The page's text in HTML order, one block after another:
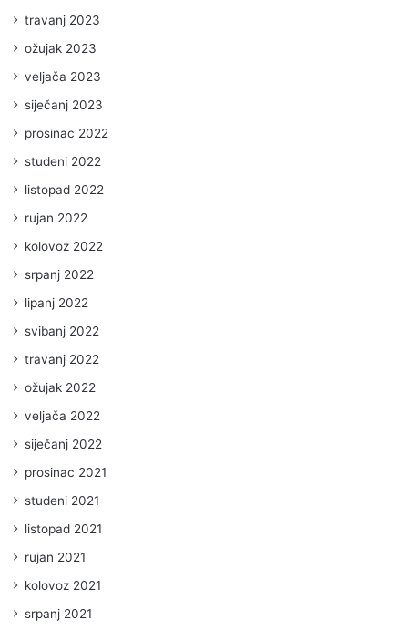
travanj 2023
ožujak 2023
veljača 2023
siječanj 2023
prosinac 2022
studeni 2022
listopad 2022
rujan 2022
kolovoz 2022
srpanj 2022
lipanj 2022
svibanj 2022
travanj 2022
ožujak 2022
veljača 2022
siječanj 2022
prosinac 2021
studeni 2021
listopad 2021
rujan 2021
kolovoz 2021
srpanj 2021